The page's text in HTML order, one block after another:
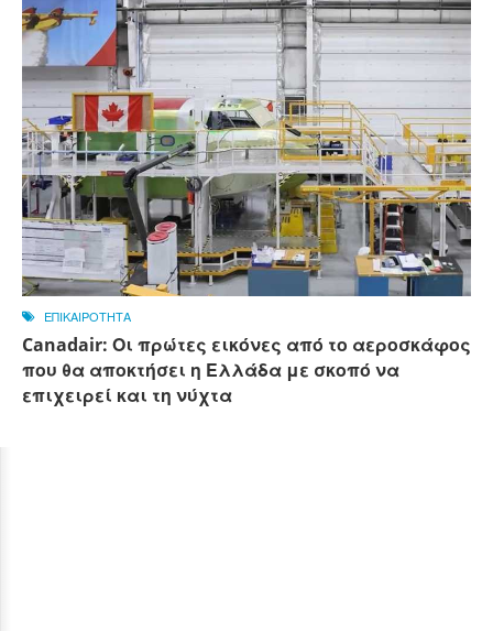
ΕΠΙΚΑΙΡΟΤΗΤΑ
Canadair: Οι πρώτες εικόνες από το αεροσκάφος
που θα αποκτήσει η Ελλάδα με σκοπό να
επιχειρεί και τη νύχτα